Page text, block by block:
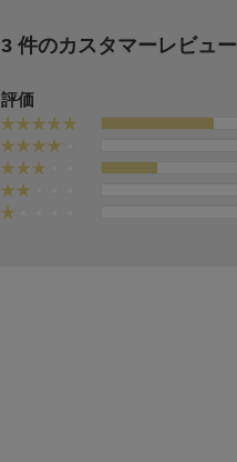
3 件のカスタマーレビュー
評価